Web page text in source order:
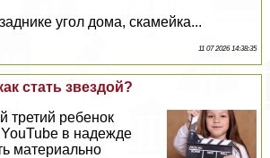
угол дома, скамейка...
11 07 2026 14:38:35
стать звездой?
третий ребенок
в надежде
материально